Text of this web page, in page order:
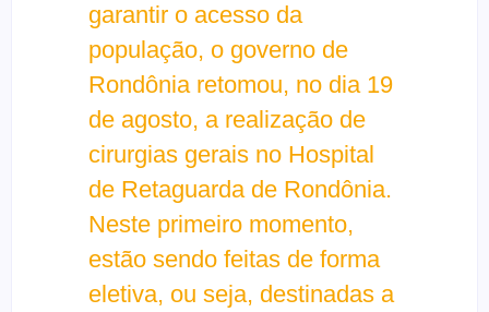
garantir o acesso da
população, o governo de
Rondônia retomou, no dia 19
de agosto, a realização de
cirurgias gerais no Hospital
de Retaguarda de Rondônia.
Neste primeiro momento,
estão sendo feitas de forma
eletiva, ou seja, destinadas a